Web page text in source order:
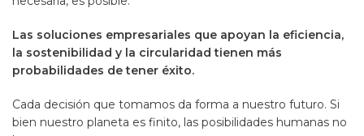
Las soluciones empresariales que apoyan la eficiencia,
la sostenibilidad y la circularidad tienen más
probabilidades de tener éxito.
Cada decisión que tomamos da forma a nuestro futuro. Si
bien nuestro planeta es finito, las posibilidades humanas no